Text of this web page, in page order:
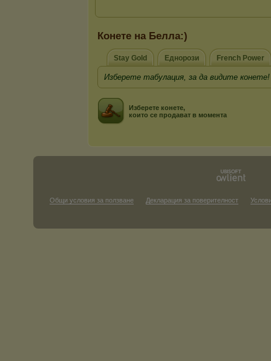
Конете на Белла:)
Stay Gold Еднорози French Power
Изберете табулация, за да видите конете!
Изберете конете,
които се продават в момента
Общи условия за ползване Декларация за поверителност